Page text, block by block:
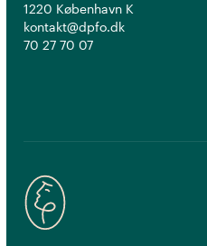
1220 København K
kontakt@dpfo.dk
70 27 70 07